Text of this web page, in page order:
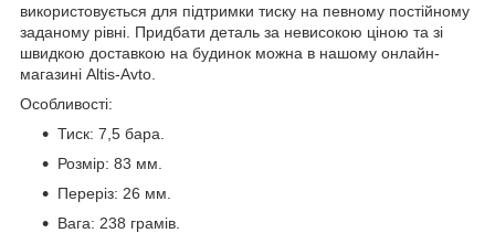
використовується для підтримки тиску на певному постійному
заданому рівні. Придбати деталь за невисокою ціною та зі
швидкою доставкою на будинок можна в нашому онлайн-
магазині Altis-Avto.
Особливості:
Тиск: 7,5 бара.
Розмір: 83 мм.
Переріз: 26 мм.
Вага: 238 грамів.